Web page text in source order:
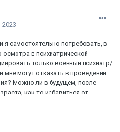
2023
я самостоятельно потребовать, в
осмотра в психиатрической
только военный психиатр/
мне могут отказать в проведении
Можно ли в будущем, после
как-то избавиться от